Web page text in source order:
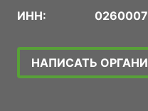
ИНН:
НАПИСАТЬ